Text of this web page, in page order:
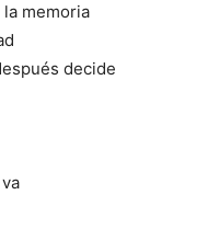
memoria
decide